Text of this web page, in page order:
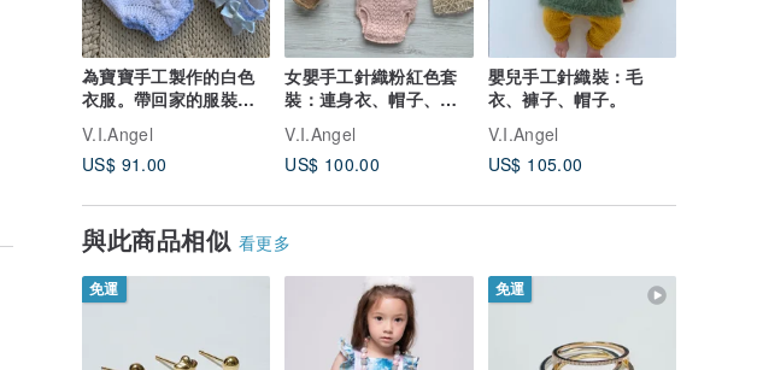
為寶寶手工製作的白色
衣服。帶回家的服裝套
裝：連身衣、帽子、靴
子。
V.I.Angel
US$ 91.00
女嬰手工針織粉紅色套
裝：連身衣、帽子、襪
子。帶回家的衣服。
V.I.Angel
US$ 100.00
嬰兒手工針織裝：毛
衣、褲子、帽子。
V.I.Angel
US$ 105.00
與此商品相似 看更多
免運 免運